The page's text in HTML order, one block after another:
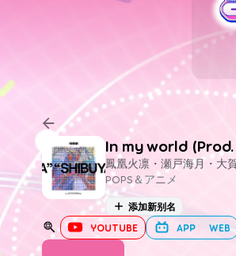
In my world (Prod.
鳳凰火凛・瀬戸海月・大
POPS＆アニメ
添加新别名
YOUTUBE APP WEB